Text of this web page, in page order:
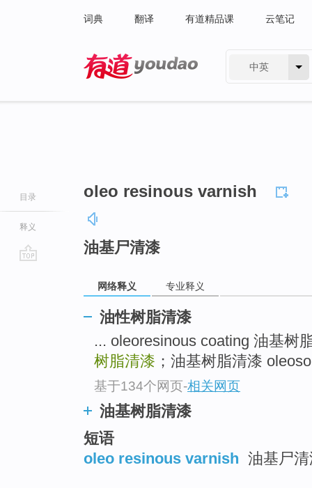
词典 翻译 有道精品课 云笔记
中英
目录
释义
oleo resinous varnish
油基尸清漆
网络释义 专业释义
油性树脂清漆
... oleoresinous coating 油基树
树脂清漆 ；油基树脂清漆
基于134个网页-相关网页
油基树脂清漆
短语
oleo resinous varnish 油基尸